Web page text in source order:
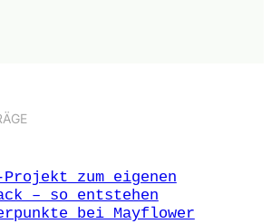
Projekt zum eigenen
– so entstehen
bei Mayflower